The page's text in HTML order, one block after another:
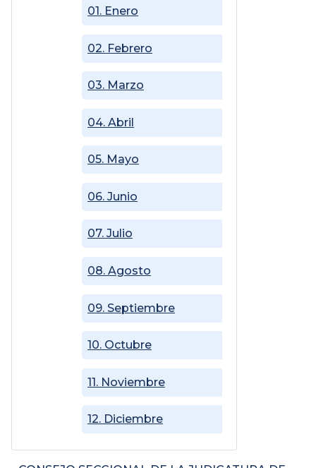
01. Enero
02. Febrero
03. Marzo
04. Abril
05. Mayo
06. Junio
07. Julio
08. Agosto
09. Septiembre
10. Octubre
11. Noviembre
12. Diciembre